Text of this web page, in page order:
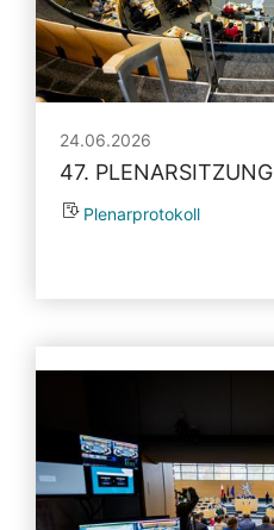
24.06.2026
47. PLENARSITZUNG
Plenarprotokoll